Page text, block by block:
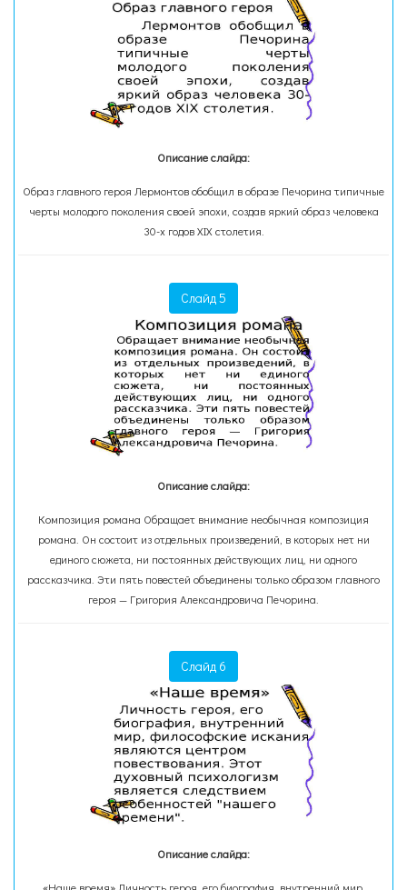
Описание слайда:
Образ главного героя Лермонтов обобщил в образе Печорина типичные
черты молодого поколения своей эпохи, создав яркий образ человека
30-х годов XIX столетия.
Слайд 5
Описание слайда:
Композиция романа Обращает внимание необычная композиция
романа. Он состоит из отдельных произведений, в которых нет ни
единого сюжета, ни постоянных действующих лиц, ни одного
рассказчика. Эти пять повестей объединены только образом главного
героя — Григория Александровича Печорина.
Слайд 6
Описание слайда: